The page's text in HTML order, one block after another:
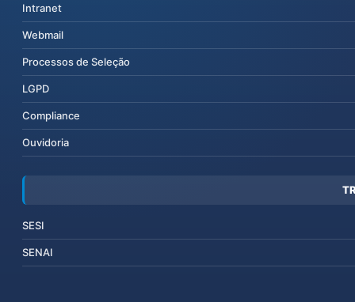
Intranet
Webmail
Processos de Seleção
LGPD
Compliance
Ouvidoria
SESI
SENAI